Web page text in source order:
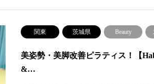
関東 茨城県 Beauty
美姿勢・美脚改善ピラティス！【
&…